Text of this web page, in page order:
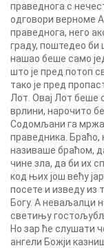
праведнога с
одговори верноме
праведнога, него
граду, поштедео би
нашао беше само
што је пред потоп
тако је пред
Лот. Овај Лот беше
врлини, нарочито
Содомљани га
праведника. Браћо,
називаше браћом,
чине зла, да би их
код њих још већу
посете и изведу из
Богу. А неваљалци
светињу
Но зар ће слушати
ангели Божји